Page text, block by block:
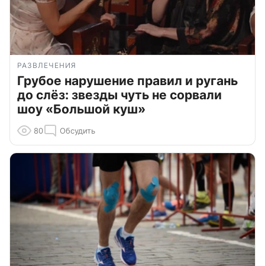
РАЗВЛЕЧЕНИЯ
Грубое нарушение правил и ругань
до слёз: звезды чуть не сорвали
шоу «Большой куш»
80 Обсудить